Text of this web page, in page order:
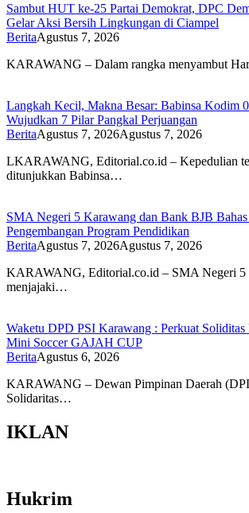
Sambut HUT ke-25 Partai Demokrat, DPC
Gelar Aksi Bersih Lingkungan di Ciampel
BeritaAgustus 7, 2026
KARAWANG – Dalam rangka menyambut
Langkah Kecil, Makna Besar: Babinsa Kodim
Wujudkan 7 Pilar Pangkal Perjuangan
BeritaAgustus 7, 2026Agustus 7, 2026
LKARAWANG, Editorial.co.id – Kepedulian
ditunjukkan Babinsa…
SMA Negeri 5 Karawang dan Bank BJB
Pengembangan Program Pendidikan
BeritaAgustus 7, 2026Agustus 7, 2026
KARAWANG, Editorial.co.id – SMA Negeri 5
menjajaki…
Waketu DPD PSI Karawang : Perkuat Soliditas
Mini Soccer GAJAH CUP
BeritaAgustus 6, 2026
KARAWANG – Dewan Pimpinan Daerah
Solidaritas…
IKLAN
Hukrim